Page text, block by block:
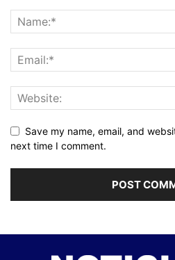
Save my name, email, and
next time I comment.